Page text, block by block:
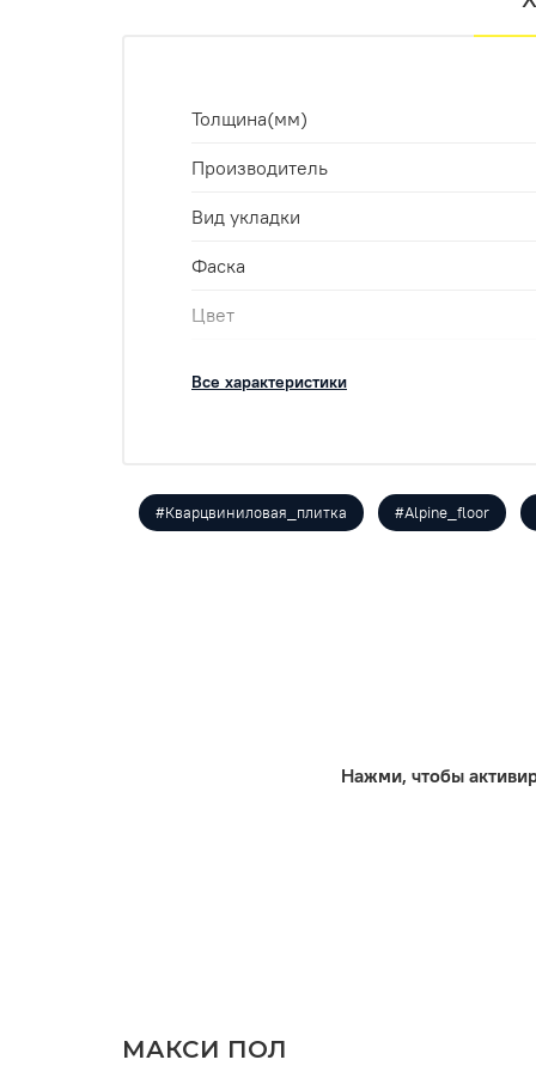
Толщина(мм)
Производитель
Вид укладки
Фаска
Цвет
Размеры
Все характеристики
#Кварцвиниловая_плитка #Alpine_floor
Нажми, чтобы
МАКСИ ПОЛ